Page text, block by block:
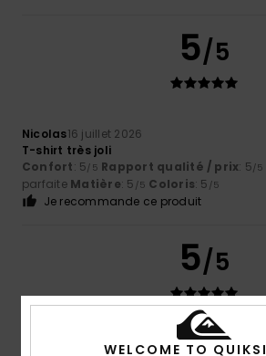
5/5
Nicolas16 juillet 2026
T-shirt très joli
Confort: 5/5 Rapport qualité / prix: 5/5
parfaite Matière: 5 /5 Coloris: 5 /5
Je recommande ce produit
5/5
16 juillet 2026
WELCOME TO